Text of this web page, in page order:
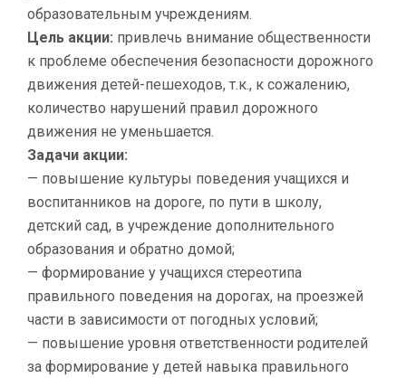
образовательным учреждениям.
Цель акции: привлечь внимание общественности
к проблеме обеспечения безопасности дорожного
движения детей-пешеходов, т.к., к сожалению,
количество нарушений правил дорожного
движения не уменьшается.
Задачи акции:
— повышение культуры поведения учащихся и
воспитанников на дороге, по пути в школу,
детский сад, в учреждение дополнительного
образования и обратно домой;
— формирование у учащихся стереотипа
правильного поведения на дорогах, на проезжей
части в зависимости от погодных условий;
— повышение уровня ответственности родителей
за формирование у детей навыка правильного